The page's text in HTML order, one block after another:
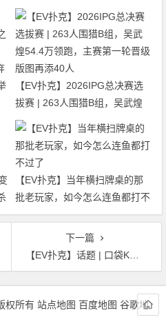
【EV扑克】2026IPG总决赛选
拔赛 | 263人围猎B组，吴武煌
54.4万领跑，主赛第一轮晋级版
【EV扑克】当年横扫牌桌的那
批老玩家，如今怎么连鱼都打不
过了
下一篇
【EV扑克】话题 | 口袋K被逆转，人气棋手Alexandra Botez遗憾告别主赛事
权所有 站点地图 百度地图 谷歌地